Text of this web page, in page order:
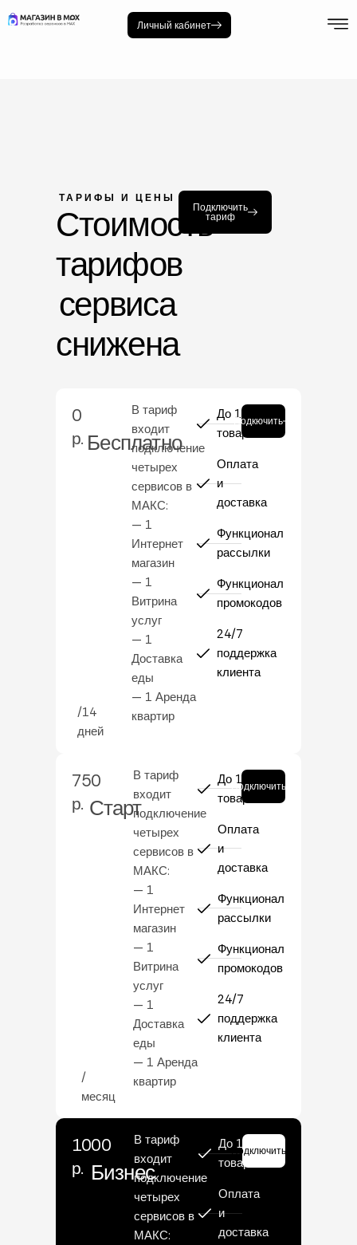
Личный кабинет
ТАРИФЫ И ЦЕНЫ
Стоимость
тарифов
сервиса
снижена
Подключить
тариф
0
р.
/14
дней
Бесплатно
В тариф
входит
подключение
четырех
сервисов в
МАКС:
— 1
Интернет
магазин
— 1
Витрина
услуг
— 1
Доставка
еды
— 1 Аренда
квартир
До 10
товаров
Оплата
и
доставка
Функционал
рассылки
Функционал
промокодов
24/7
поддержка
клиента
Подкючить
750
р.
/
месяц
Старт
В тариф
входит
подключение
четырех
сервисов в
МАКС:
— 1
Интернет
магазин
— 1
Витрина
услуг
— 1
Доставка
еды
— 1 Аренда
квартир
До 10
товаров
Оплата
и
доставка
Функционал
рассылки
Функционал
промокодов
24/7
поддержка
клиента
Подключить
1000
р. Бизнес
В тариф
входит
подключение
четырех
сервисов в
МАКС:
До 100
товаров
Оплата
и
доставка
Подключить